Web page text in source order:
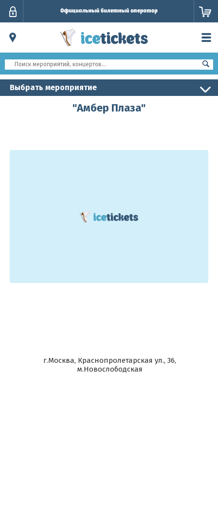
Выбрать мероприятие
"Амбер Плаза"
г.Москва, Краснопролетарская ул., 36,
м.Новослободская